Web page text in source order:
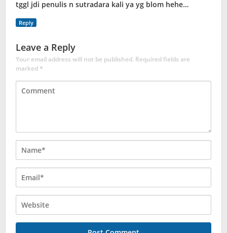
tggl jdi penulis n sutradara kali ya yg blom hehe…
Reply
Leave a Reply
Your email address will not be published. Required fields are
marked*